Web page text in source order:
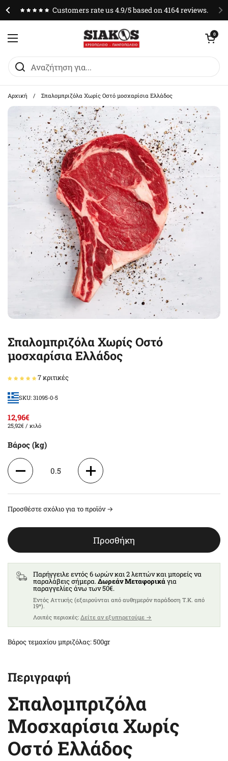
Customers rate us 4.9/5 based on 4164 reviews.
Άνοιγμα μενού
Άνοιγμα0
Αρχική / Σπαλομπριζόλα Χωρίς Οστό μοσχαρίσια Ελλάδος
Σπαλομπριζόλα Χωρίς Οστό
μοσχαρίσια Ελλάδος
7 κριτικές
SKU: 31095-0-5
12,96€
25,92€ / κιλό
1
2.5
3.5
4.5
5
5.5
Βάρος (kg)
Προσθέστε σχόλιο για το προϊόν →
Προσθήκη
Παρήγγειλε εντός 6 ωρών και 2 λεπτών και μπορείς να
παραλάβεις σήμερα.Δωρεάν Μεταφορικάγια
παραγγελίες άνω των 50€.
Eντός Αττικής (εξαιρούνται από αυθημερόν παράδοση T.K. από
19*).
Λοιπές περιοχές: Δείτε αν εξυπηρετούμε →
Βάρος τεμαχίου μπριζόλας: 500gr
Περιγραφή
Σπαλομπριζόλα
Μοσχαρίσια Χωρίς
Οστό Ελλάδος